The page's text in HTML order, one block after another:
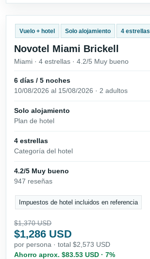
Vuelo + hotel Solo alojamiento 4 estrellas
Novotel Miami Brickell
Miami · 4 estrellas · 4.2/5 Muy bueno
6 días / 5 noches
10/08/2026 al 15/08/2026 · 2 adultos
Solo alojamiento
Plan de hotel
4 estrellas
Categoría del hotel
4.2/5 Muy bueno
947 reseñas
Impuestos de hotel incluidos en referencia
$1,370 USD
$1,286 USD
por persona · total $2,573 USD
Ahorro aprox. $83.53 USD · 7%